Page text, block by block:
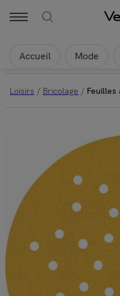
Accueil Mode
Loisirs / Bricolage / Feuilles